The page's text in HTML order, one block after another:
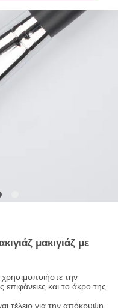
μακιγιάζ με
την
και το άκρο της
τέλειο για την απόκρυψη,